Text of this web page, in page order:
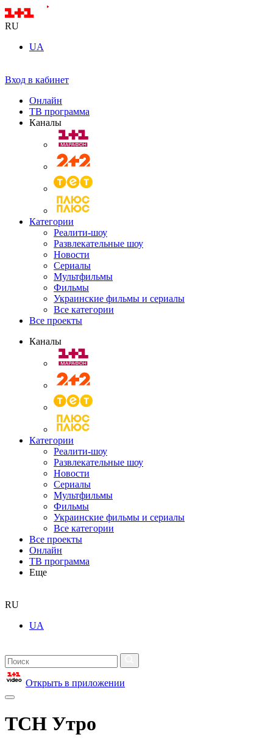
RU
UA
Вход в кабинет
Онлайн
ТВ программа
Каналы
Категории
Реалити-шоу
Развлекательные шоу
Новости
Сериалы
Мультфильмы
Фильмы
Украинские фильмы и сериалы
Все категории
Все проекты
Каналы
Категории
Реалити-шоу
Развлекательные шоу
Новости
Сериалы
Мультфильмы
Фильмы
Украинские фильмы и сериалы
Все категории
Все проекты
Онлайн
ТВ программа
Еще
RU
UA
Открыть в приложении
ТСН Утро